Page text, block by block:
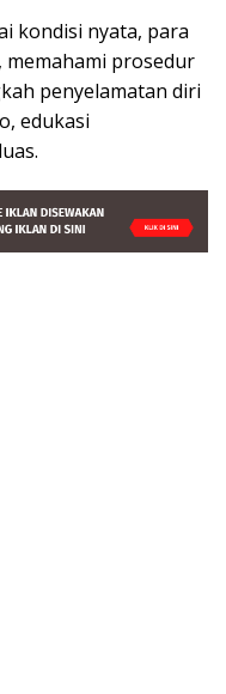
kondisi nyata, para
prosedur
penyelamatan diri
edukasi